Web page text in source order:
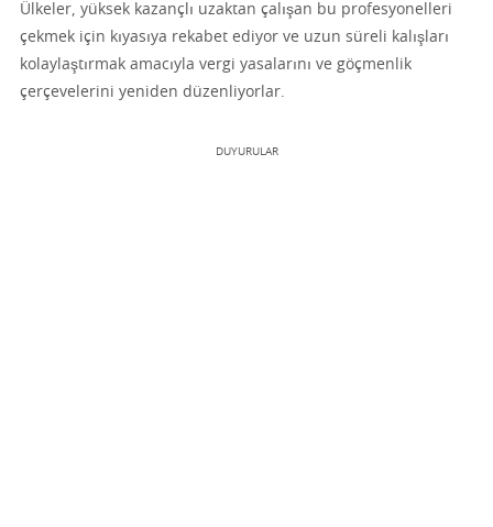
Ülkeler, yüksek kazançlı uzaktan çalışan bu profesyonelleri
çekmek için kıyasıya rekabet ediyor ve uzun süreli kalışları
kolaylaştırmak amacıyla vergi yasalarını ve göçmenlik
çerçevelerini yeniden düzenliyorlar.
DUYURULAR